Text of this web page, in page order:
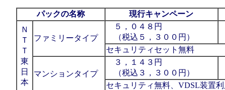
パックの名称
現行キャンペーン
Ｎ
Ｔ
Ｔ
東
日
本
ファミリータイプ
５，０４８円
（税込５，３００円）
セキュリティセット無料
マンションタイプ
３，１４３円
（税込３，３００円）
セキュリティ無料、VDSL装置